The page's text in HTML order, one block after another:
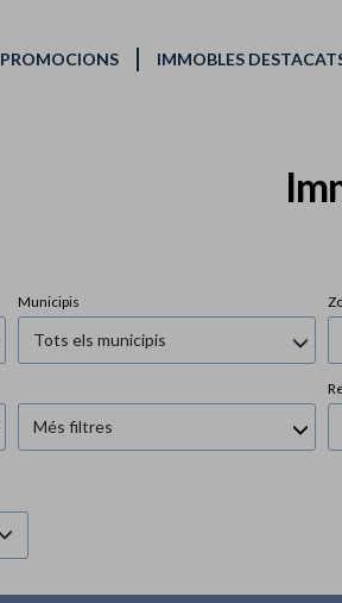
PROMOCIONS IMMOBLES
Municipis
Tots els municipis
Més filtres